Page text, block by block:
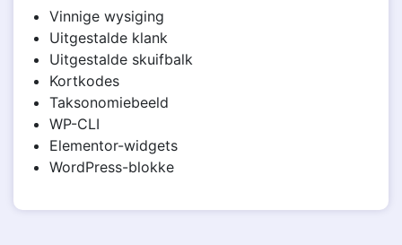
Vinnige wysiging
Uitgestalde klank
Uitgestalde skuifbalk
Kortkodes
Taksonomiebeeld
WP-CLI
Elementor-widgets
WordPress-blokke